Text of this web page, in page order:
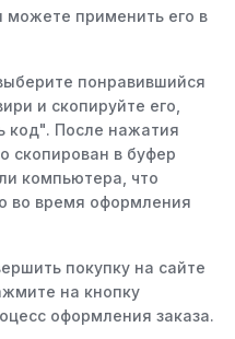
можете применить его в
понравившийся
и скопируйте его,
код". После нажатия
скопирован в буфер
компьютера, что
во время оформления
покупку на сайте
на кнопку
оформления заказа.